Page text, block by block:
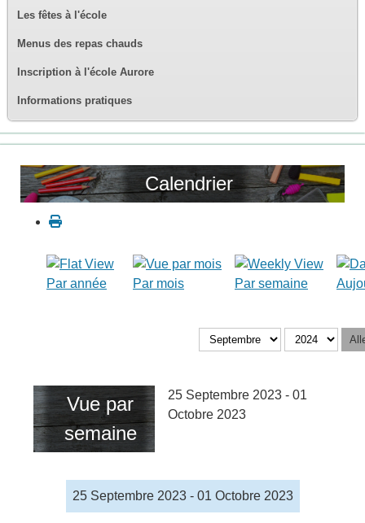
Les fêtes à l'école
Menus des repas chauds
Inscription à l'école Aurore
Informations pratiques
Calendrier
Par année Par mois Par semaine
Vue par
semaine
25 Septembre 2023 - 01
Octobre 2023
25 Septembre 2023 - 01 Octobre 2023